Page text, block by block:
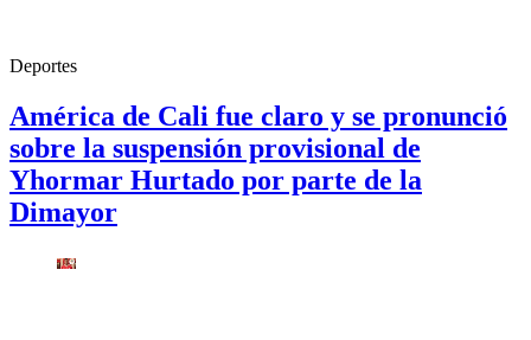
Deportes
América de Cali fue claro y se pronunció
sobre la suspensión provisional de
Yhormar Hurtado por parte de la
Dimayor